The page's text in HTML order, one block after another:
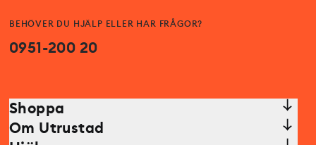
BEHÖVER DU HJÄLP ELLER HAR FRÅGOR?
0951-200 20
Shoppa
Om Utrustad